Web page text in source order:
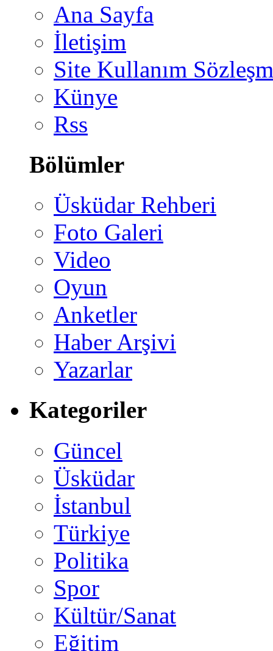
Ana Sayfa
İletişim
Site Kullanım
Künye
Rss
Bölümler
Üsküdar Rehberi
Foto Galeri
Video
Oyun
Anketler
Haber Arşivi
Yazarlar
Kategoriler
Güncel
Üsküdar
İstanbul
Türkiye
Politika
Spor
Kültür/Sanat
Eğitim